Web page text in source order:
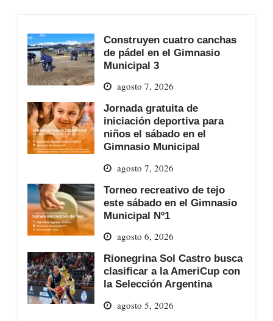
Construyen cuatro canchas
de pádel en el Gimnasio
Municipal 3
agosto 7, 2026
Jornada gratuita de
iniciación deportiva para
niños el sábado en el
Gimnasio Municipal
agosto 7, 2026
Torneo recreativo de tejo
este sábado en el Gimnasio
Municipal Nº1
agosto 6, 2026
Rionegrina Sol Castro busca
clasificar a la AmeriCup con
la Selección Argentina
agosto 5, 2026